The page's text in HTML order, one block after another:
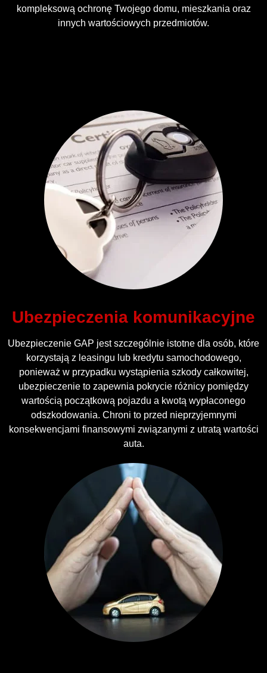
kompleksową ochronę Twojego domu, mieszkania oraz
innych wartościowych przedmiotów.
Ubezpieczenia komunikacyjne
Ubezpieczenie GAP jest szczególnie istotne dla osób, które
korzystają z leasingu lub kredytu samochodowego,
ponieważ w przypadku wystąpienia szkody całkowitej,
ubezpieczenie to zapewnia pokrycie różnicy pomiędzy
wartością początkową pojazdu a kwotą wypłaconego
odszkodowania. Chroni to przed nieprzyjemnymi
konsekwencjami finansowymi związanymi z utratą wartości
auta.